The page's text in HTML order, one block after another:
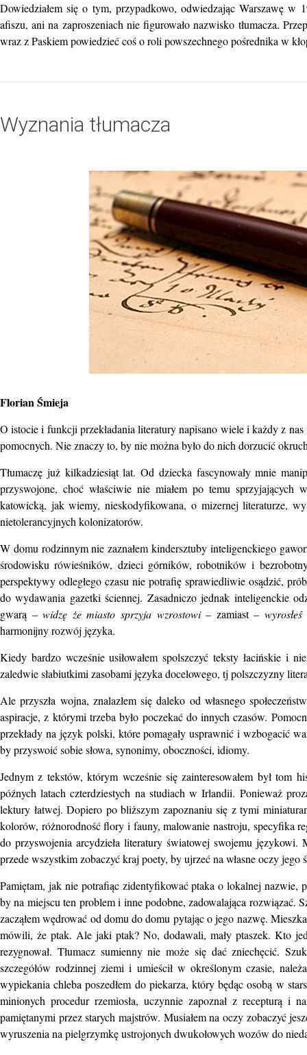
Dowiedziałem się o tym, przypadkowo, odwiedzając Warszawę w
afiszu, ani na zaproszeniach nie figurowało nazwisko tłumacza.
wraz z Paskiem powiedzieć coś o roli powszechnego pośrednika w
Wyznania tłumacza
Florian Śmieja
O istocie i funkcji przekładania literatury napisano wiele i każdy z
pomocnych. Nie znaczy to, by nie można było do nich dorzucić
Tłumaczę już kilkadziesiąt lat. Od dziecka fascynowały mnie
przyswojone, choć właściwie nie miałem po temu
katowicką, jak wiemy, nieskodyfikowana, o mizernej literaturze,
nietolerancyjnych kolonizatorów.
W domu rodzinnym nie zaznałem kindersztuby inteligenckiego
środowisku rówieśników, dzieci górników, robotników i
perspektywy odległego czasu nie potrafię sprawiedliwie osądzić,
do wydawania gazetki ściennej. Zasadniczo jednak inteligenckie
gwarą –widzę że miasto sprzyja wzrostowi– zamiast –
harmonijny rozwój języka.
Kiedy bardzo wcześnie usiłowałem spolszczyć teksty łacińskie i
zaledwie słabiutkimi zasobami języka docelowego, tj polszczyzny
Ale przyszła wojna, znalazłem się daleko od własnego
aspiracje, z którymi trzeba było poczekać do innych czasów.
przekłady na język polski, które pomagały usprawnić i wzbogacić
by przyswoić sobie słowa, synonimy, oboczności, idiomy.
Jednym z tekstów, którym wcześnie się zainteresowałem był
późnych latach czterdziestych na studiach w Irlandii. Ponieważ
lektury łatwej. Dopiero po bliższym zapoznaniu się z tymi
kolorów, różnorodność flory i fauny, malowanie nastroju, specyfika
do przyswojenia arcydzieła literatury światowej swojemu językowi.
przede wszystkim zobaczyć kraj poety, by ujrzeć na własne oczy
Pamiętam, jak nie potrafiąc zidentyfikować ptaka o lokalnej nazwie,
by na miejscu ten problem i inne podobne, zadowalająca rozwiązać.
zacząłem wędrować od domu do domu pytając o jego nazwę.
mówili, że ptak. Ale jaki ptak? No, dodawali, mały ptaszek. Kto
rezygnował. Tłumacz sumienny nie może się dać zniechęcić.
szczegółów rodzinnej ziemi i umieścił w określonym czasie,
wypiekania chleba poszedłem do piekarza, który będąc osobą w
minionych procedur rzemiosła, uczynnie zapoznał z recepturą
pamiętanymi przez starych majstrów. Musiałem na oczy zobaczyć
wyruszenia na pielgrzymkę ustrojonych dwukołowych wozów do